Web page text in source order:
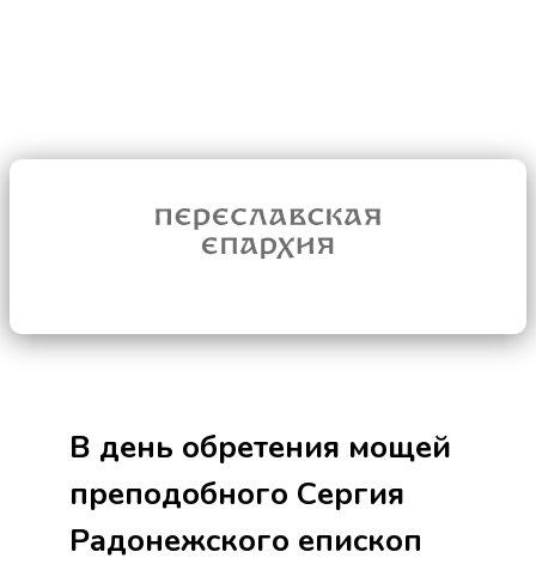
В день обретения мощей
преподобного Сергия
Радонежского епископ